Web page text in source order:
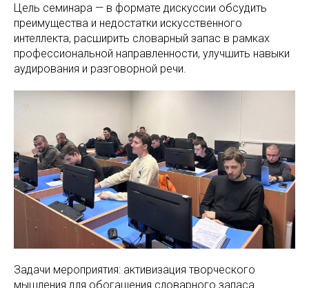
Цель семинара — в формате дискуссии обсудить
преимущества и недостатки искусственного
интеллекта, расширить словарный запас в рамках
профессиональной направленности, улучшить навыки
аудирования и разговорной речи.
Задачи мероприятия: активизация творческого
мышления для обогащения словарного запаса